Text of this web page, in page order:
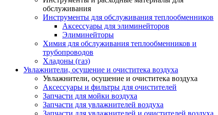
обслуживания
Инструменты для обслуживания теплообменников
Аксессуары для элиминейторов
Элиминейторы
Химия для обслуживания теплообменников и
трубопроводов
Хладоны (газ)
Увлажнители, осушение и очиститека воздуха
Увлажнители, осушение и очиститека воздуха
Аксессуары и фильтры для очистителей
Запчасти для мойки воздуха
Запчасти для увлажнителей воздуха
Запчасти для увлажнителей и очистителей воздуха